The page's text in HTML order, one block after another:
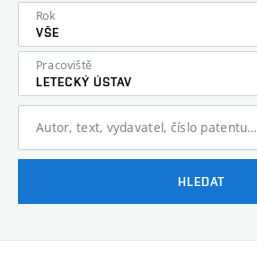
Rok
VŠE
Pracoviště
LETECKÝ ÚSTAV
Autor, text, vydavatel, číslo patentu…
HLEDAT